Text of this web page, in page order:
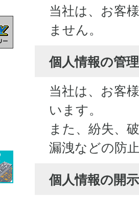
当社は、お客
ません。
個人情報の管
当社は、お客
います。
また、紛失、
漏洩などの防
個人情報の開